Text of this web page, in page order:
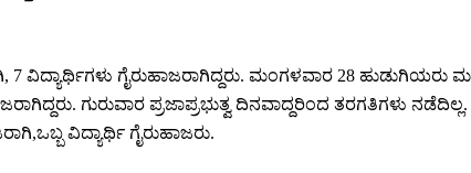
, 7 ವಿದ್ಯಾರ್ಥಿಗಳು ಗೈರುಹಾಜರಾಗಿದ್ದರು. ಮಂಗಳವಾರ 28 ಹುಡುಗಿಯರು
ಗುರುವಾರ ಪ್ರಜಾಪ್ರಭುತ್ವ ದಿನವಾದ್ದರಿಂದ ತರಗತಿಗಳು
,ಒಬ್ಬ ವಿದ್ಯಾರ್ಥಿ ಗೈರುಹಾಜರು.